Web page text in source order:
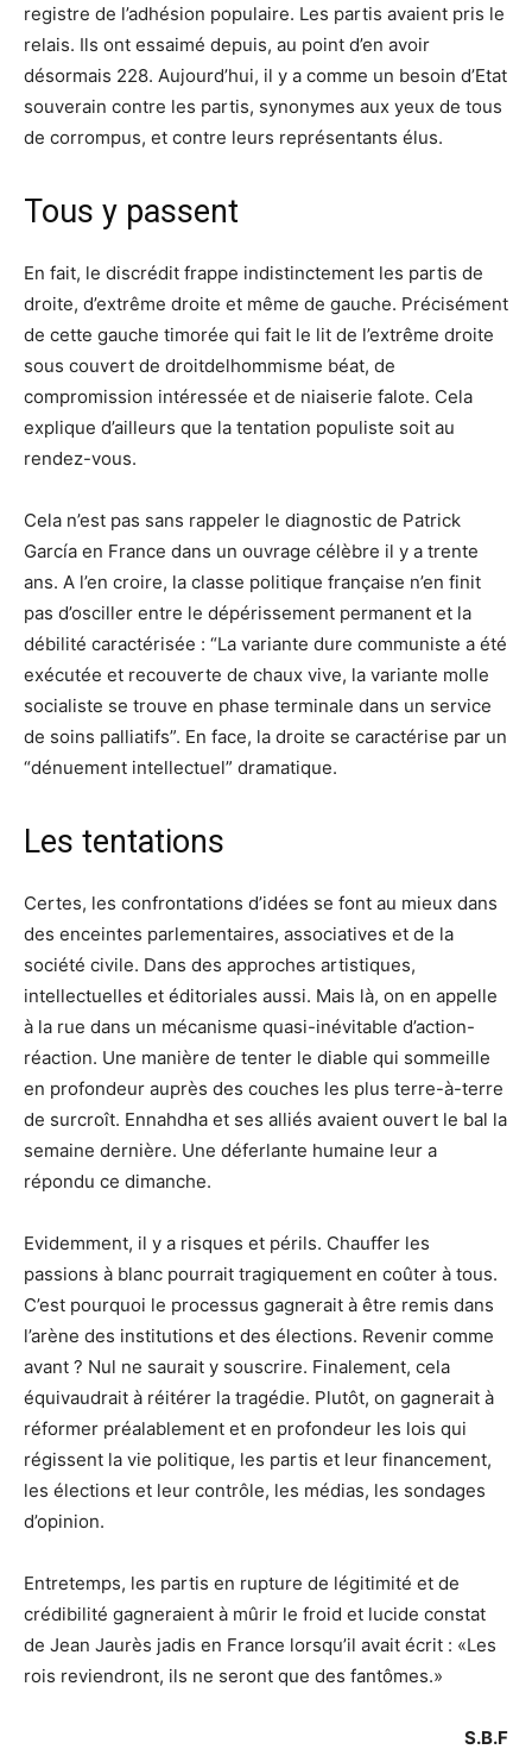
registre de l’adhésion populaire. Les partis avaient pris le
relais. Ils ont essaimé depuis, au point d’en avoir
désormais 228. Aujourd’hui, il y a comme un besoin d’Etat
souverain contre les partis, synonymes aux yeux de tous
de corrompus, et contre leurs représentants élus.
Tous y passent
En fait, le discrédit frappe indistinctement les partis de
droite, d’extrême droite et même de gauche. Précisément
de cette gauche timorée qui fait le lit de l’extrême droite
sous couvert de droitdelhommisme béat, de
compromission intéressée et de niaiserie falote. Cela
explique d’ailleurs que la tentation populiste soit au
rendez-vous.
Cela n’est pas sans rappeler le diagnostic de Patrick
García en France dans un ouvrage célèbre il y a trente
ans. A l’en croire, la classe politique française n’en finit
pas d’osciller entre le dépérissement permanent et la
débilité caractérisée : “La variante dure communiste a été
exécutée et recouverte de chaux vive, la variante molle
socialiste se trouve en phase terminale dans un service
de soins palliatifs”. En face, la droite se caractérise par un
“dénuement intellectuel” dramatique.
Les tentations
Certes, les confrontations d’idées se font au mieux dans
des enceintes parlementaires, associatives et de la
société civile. Dans des approches artistiques,
intellectuelles et éditoriales aussi. Mais là, on en appelle
à la rue dans un mécanisme quasi-inévitable d’action-
réaction. Une manière de tenter le diable qui sommeille
en profondeur auprès des couches les plus terre-à-terre
de surcroît. Ennahdha et ses alliés avaient ouvert le bal la
semaine dernière. Une déferlante humaine leur a
répondu ce dimanche.
Evidemment, il y a risques et périls. Chauffer les
passions à blanc pourrait tragiquement en coûter à tous.
C’est pourquoi le processus gagnerait à être remis dans
l’arène des institutions et des élections. Revenir comme
avant ? Nul ne saurait y souscrire. Finalement, cela
équivaudrait à réitérer la tragédie. Plutôt, on gagnerait à
réformer préalablement et en profondeur les lois qui
régissent la vie politique, les partis et leur financement,
les élections et leur contrôle, les médias, les sondages
d’opinion.
Entretemps, les partis en rupture de légitimité et de
crédibilité gagneraient à mûrir le froid et lucide constat
de Jean Jaurès jadis en France lorsqu’il avait écrit : «Les
rois reviendront, ils ne seront que des fantômes.»
S.B.F